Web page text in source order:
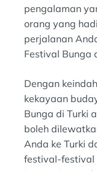
pengalaman
orang yang
perjalanan
Festival Bunga
Dengan
kekayaan
Bunga di Turki
boleh
Anda ke Turki
festival-festival